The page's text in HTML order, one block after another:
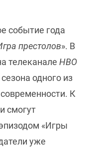
событие года
престолов». В
телеканале НВО
одного из
К
смогут
«Игры
уже